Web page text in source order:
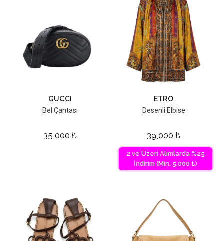
GUCCI
Bel Çantası
35,000 ₺
ETRO
Desenli Elbise
39,000 ₺
2 ve Üzeri Alımlarda %25
İndirim (Min. 5,000 ₺)